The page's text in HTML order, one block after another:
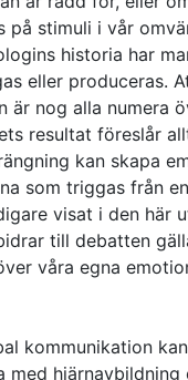
på stimuli i vår
historia har
eller produceras.
är nog alla numera
resultat föreslår
kan skapa
som triggas från
visat i den här
till debatten
våra egna
kommunikation
med hjärnavbildning